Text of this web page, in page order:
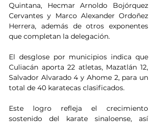
Quintana, Hecmar Arnoldo Bojórquez
Cervantes y Marco Alexander Ordoñez
Herrera, además de otros exponentes
que completan la delegación.
El desglose por municipios indica que
Culiacán aporta 22 atletas, Mazatlán 12,
Salvador Alvarado 4 y Ahome 2, para un
total de 40 karatecas clasificados.
Este logro refleja el crecimiento
sostenido del karate sinaloense, así